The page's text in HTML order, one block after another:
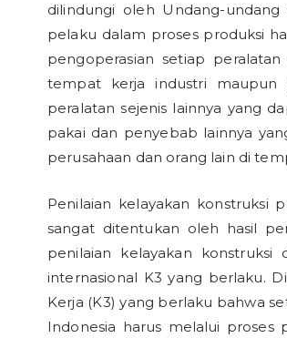
dilindungi oleh Undang-
pelaku dalam proses produksi
pengoperasian setiap
tempat kerja industri maupun
peralatan sejenis lainnya yang
pakai dan penyebab lainnya
perusahaan dan orang lain di
Penilaian kelayakan konstruksi
sangat ditentukan oleh hasil
penilaian kelayakan
internasional K3 yang berlaku.
Kerja (K3) yang berlaku bahwa
Indonesia harus melalui proses